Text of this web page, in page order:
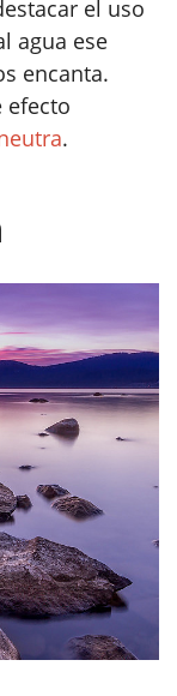
el uso
agua ese
encanta.
efecto
.